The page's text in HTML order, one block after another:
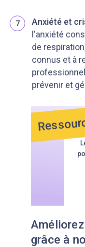
7 Anxiété et
l'anxiété
de
connus et à
prévenir et
grâce à